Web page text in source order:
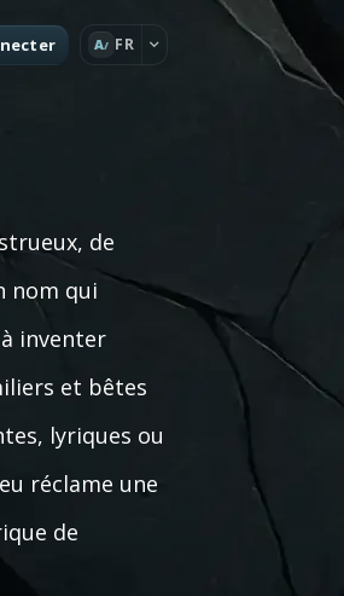
A FR
de
nom qui
inventer
et bêtes
lyriques ou
réclame une
de